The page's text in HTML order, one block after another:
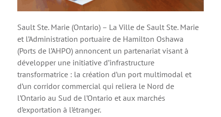
Sault Ste. Marie (Ontario) – La Ville de Sault Ste. Marie
et l’Administration portuaire de Hamilton Oshawa
(Ports de l’AHPO) annoncent un partenariat visant à
développer une initiative d’infrastructure
transformatrice : la création d’un port multimodal et
d’un corridor commercial qui reliera le Nord de
l’Ontario au Sud de l’Ontario et aux marchés
d’exportation à l’étranger.